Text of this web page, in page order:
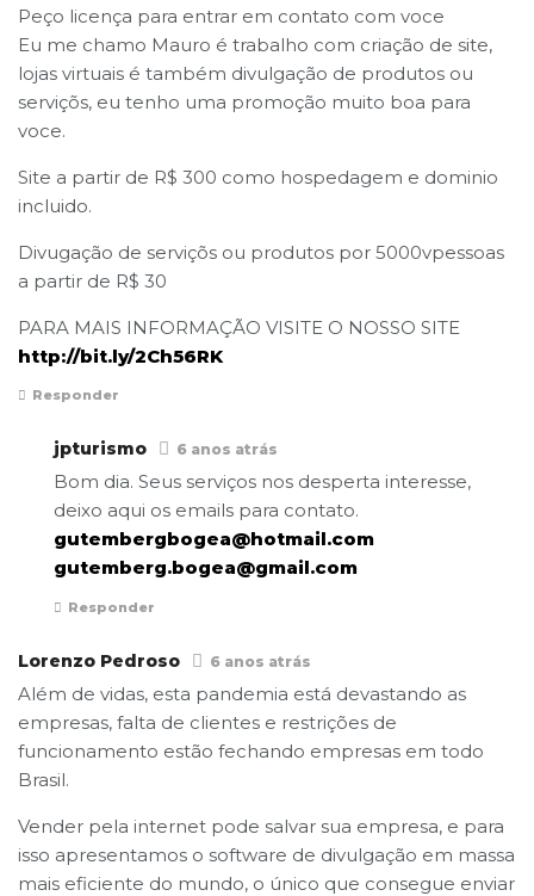
Peço licença para entrar em contato com voce
Eu me chamo Mauro é trabalho com criação de site,
lojas virtuais é também divulgação de produtos ou
serviçõs, eu tenho uma promoção muito boa para
voce.
Site a partir de R$ 300 como hospedagem e dominio
incluido.
Divugação de serviçõs ou produtos por 5000vpessoas
a partir de R$ 30
PARA MAIS INFORMAÇÃO VISITE O NOSSO SITE
http://bit.ly/2Ch56RK
Responder
jpturismo 6 anos atrás
Bom dia. Seus serviços nos desperta interesse,
deixo aqui os emails para contato.
gutembergbogea@hotmail.com
gutemberg.bogea@gmail.com
Responder
Lorenzo Pedroso 6 anos atrás
Além de vidas, esta pandemia está devastando as
empresas, falta de clientes e restrições de
funcionamento estão fechando empresas em todo
Brasil.
Vender pela internet pode salvar sua empresa, e para
isso apresentamos o software de divulgação em massa
mais eficiente do mundo, o único que consegue enviar